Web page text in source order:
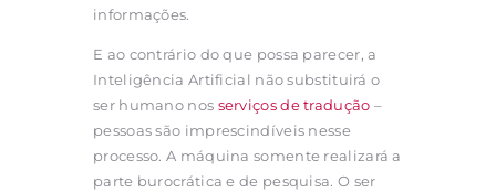
informações.
E ao contrário do que possa parecer, a
Inteligência Artificial não substituirá o
ser humano nos serviços de tradução –
pessoas são imprescindíveis nesse
processo. A máquina somente realizará a
parte burocrática e de pesquisa. O ser